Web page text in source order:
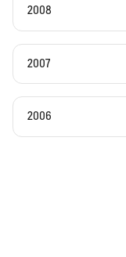
2008
2007
2006